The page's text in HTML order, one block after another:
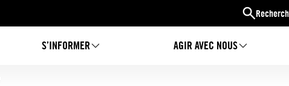
S’INFORMER AGIR AVEC NOUS